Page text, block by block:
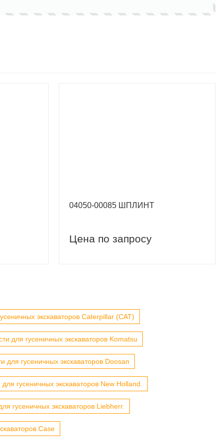
04050-00085 ШПЛИНТ
Цена по запросу
экскаваторов Caterpillar (CAT)
для гусеничных экскаваторов Komatsu
для гусеничных экскаваторов Doosan
для гусеничных экскаваторов New Holland.
гусеничных экскаваторов Liebherr.
Case